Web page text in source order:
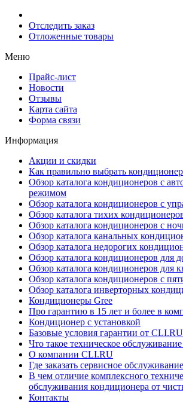
Отследить заказ
Отложенные товары
Меню
Прайс-лист
Новости
Отзывы
Карта сайта
Форма связи
Информация
Акции и скидки
Как правильно выбрать
Обзор каталога кондиционеров с
режимом
Обзор каталога кондиционеров с
Обзор каталога тихих
Обзор каталога кондиционеров с
Обзор каталога канальных
Обзор каталога недорогих
Обзор каталога кондиционеров для
Обзор каталога кондиционеров для
Обзор каталога кондиционеров с
Обзор каталога инверторных
Кондиционеры Gree
Про гарантию в 15 лет и более в
Кондиционер с установкой
Базовые условия гарантии от CLI.RU
Что такое техническое
О компании CLI.RU
Где заказать сервисное
В чем отличие комплексного
обслуживания кондиционера от
Контакты